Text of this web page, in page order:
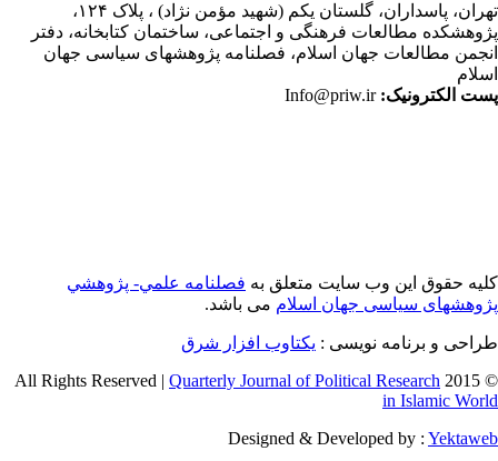
پاسداران، گلستان یکم (شهید مؤمن نژاد) ، پلاک ۱۲۴،
مطالعات فرهنگی و اجتماعی، ساختمان کتابخانه، دفتر
مطالعات جهان اسلام، فصلنامه پژوهشهای سیاسی جهان
الکترونیک:Info@priw.ir
حقوق این وب سایت متعلق بهفصلنامه علمي- پژوهشي
سیاسی جهان اسلاممی باشد.
و برنامه نویسی : یکتاوب افزار شرق
©
Quarterly Journal of Political Research
in Islamic
Designed & Developed by :